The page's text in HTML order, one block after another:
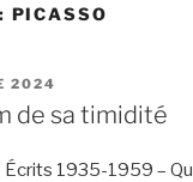
PICASSO
2024
de sa timidité
Écrits 1935-1959 –